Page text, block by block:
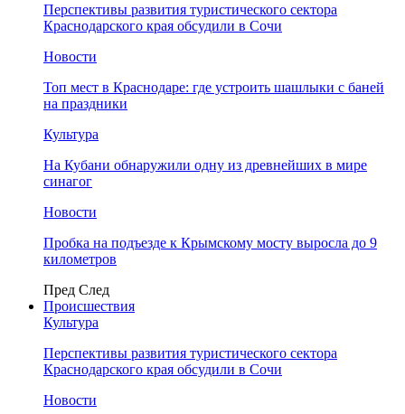
Перспективы развития туристического сектора
Краснодарского края обсудили в Сочи
Новости
Топ мест в Краснодаре: где устроить шашлыки с баней
на праздники
Культура
На Кубани обнаружили одну из древнейших в мире
синагог
Новости
Пробка на подъезде к Крымскому мосту выросла до 9
километров
Пред След
Происшествия
Культура
Перспективы развития туристического сектора
Краснодарского края обсудили в Сочи
Новости